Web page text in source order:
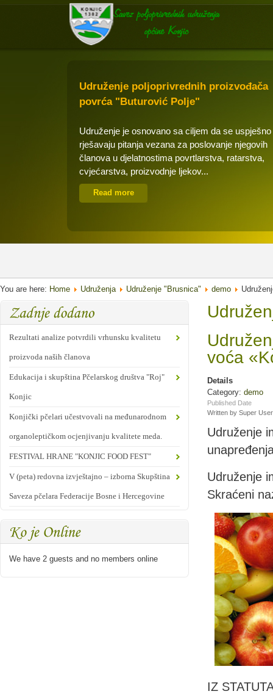
Udruženje poljoprivrednih proizvođača
povrća "Buturović Polje"
Udruženje je osnovano sa ciljem da se uspješno
rješavaju pitanja vezana za poslovanje njegovih
članova u djelatnostima povrtlarstva, ratarstva,
cvjećarstva, proizvodnje ljekov...
Read more
You are here: Home Udruženja Udruženje "Brusnica" demo
Rezultati analize potvrdili vrhunsku kvalitetu
proizvoda naših članova
Edukacija i skupština Pčelarskog društva "Roj"
Konjic
Konjički pčelari učestvovali na međunarodnom
organoleptičkom ocjenjivanju kvalitete meda.
FESTIVAL HRANE "KONJIC FOOD FEST"
V (peta) redovna izvještajno – izborna Skupština
Saveza pčelara Federacije Bosne i Hercegovine
We have 2 guests and no members online
voća
Details
Category: demo
Published Date
Written by Super User
Udruženje
Udruženje
Skraćeni
IZ